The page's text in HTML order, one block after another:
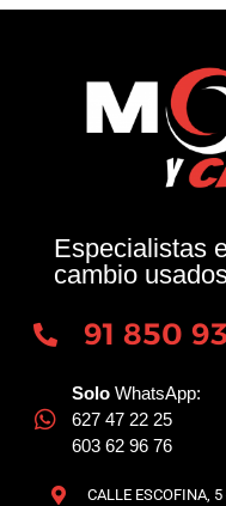
Especialistas
cambio
91 850
Solo WhatsApp:
627 47 22 25
603 62 96 76
CALLE ESCOFINA,